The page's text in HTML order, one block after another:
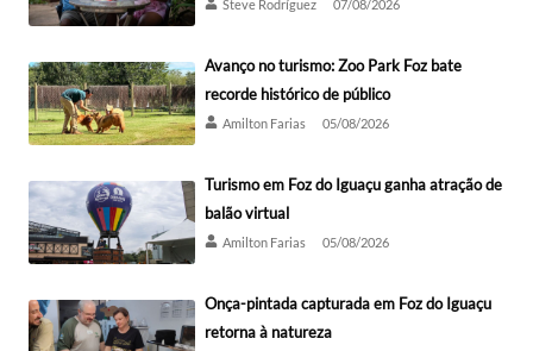
Steve Rodríguez 07/08/2026
Avanço no turismo: Zoo Park Foz bate
recorde histórico de público
Amilton Farias 05/08/2026
Turismo em Foz do Iguaçu ganha atração de
balão virtual
Amilton Farias 05/08/2026
Onça-pintada capturada em Foz do Iguaçu
retorna à natureza